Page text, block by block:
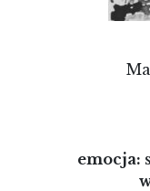
emocja: